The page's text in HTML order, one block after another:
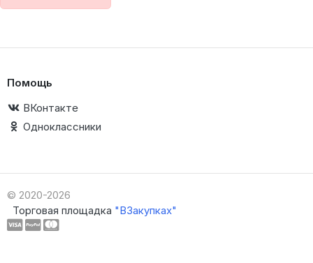
Помощь
ВКонтакте
Одноклассники
© 2020-2026
Торговая площадка "ВЗакупках"